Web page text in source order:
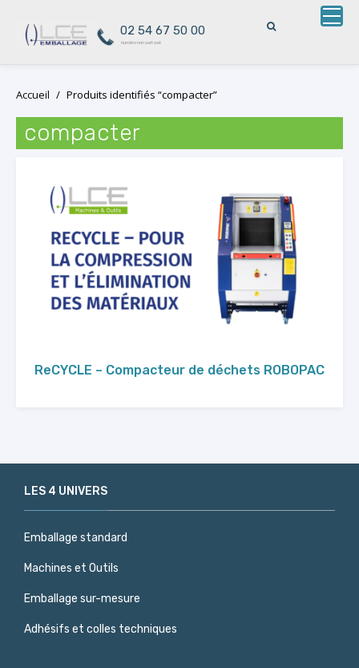
02 54 67 50 00
numéro non surtaxé
content
Accueil / Produits identifiés “compacter”
compacter
ReCYCLE – Compacteur de déchets ROBOPAC
LES 4 UNIVERS
Emballage standard
Machines et Outils
Emballage sur-mesure
Adhésifs et colles techniques